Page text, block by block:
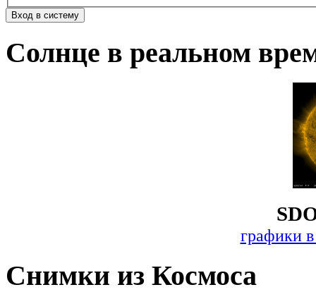
Солнце в реальном
графики
Снимки из Космоса